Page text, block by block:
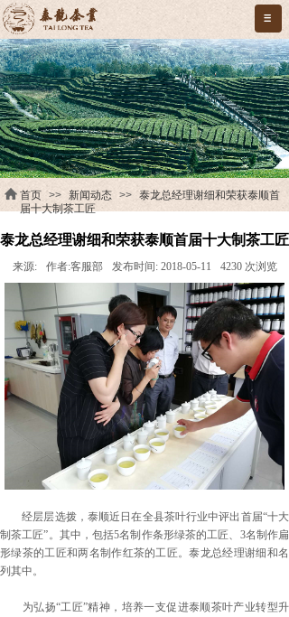
首页 >> 新闻动态 >> 泰龙总经理谢细和荣获泰顺首
届十大制茶工匠
泰龙总经理谢细和荣获泰顺首届十大制茶工匠
来源: 作者:客服部 发布时间: 2018-05-11 4230 次浏览
经层层选拨，泰顺近日在全县茶叶行业中评出首届“十大
制茶工匠”。其中，包括5名制作条形绿茶的工匠、3名制作扁
形绿茶的工匠和两名制作红茶的工匠。泰龙总经理谢细和名
列其中。
为弘扬“工匠”精神，培养一支促进泰顺茶叶产业转型升